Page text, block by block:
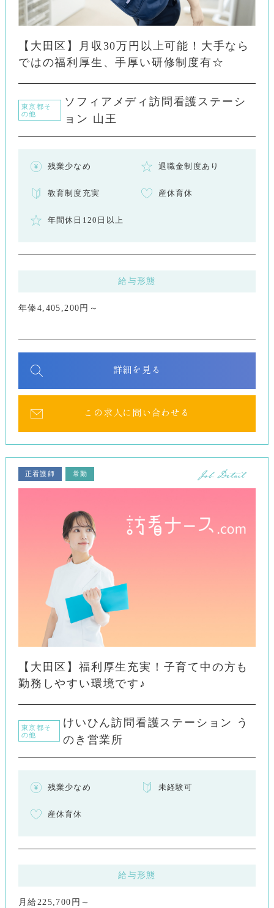
【大田区】月収30万円以上可能！大手なら
ではの福利厚生、手厚い研修制度有☆
東京都そ
の他
ソフィアメディ訪問看護ステーシ
ョン 山王
残業少なめ 退職金制度あり
教育制度充実 産休育休
年間休日120日以上
給与形態
年俸4,405,200円～
詳細を見る
この求人に問い合わせる
正看護師 常勤
【大田区】福利厚生充実！子育て中の方も
勤務しやすい環境です♪
東京都そ
の他
けいひん訪問看護ステーション う
のき営業所
残業少なめ 未経験可
産休育休
給与形態
月給225,700円～